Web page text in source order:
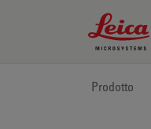
Leica
Prodotto